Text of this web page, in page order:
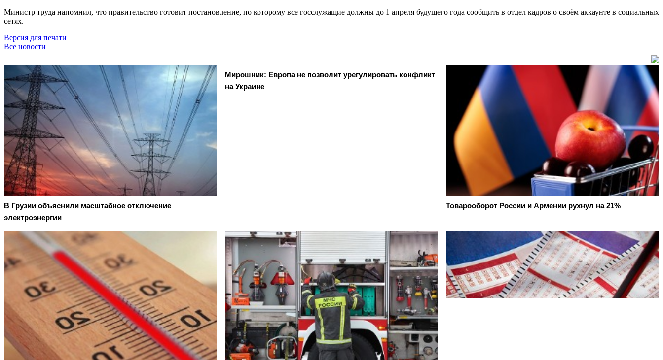
Министр труда напомнил, что правительство готовит постановление, по которому все госслужащие должны до 1 апреля будущего года сообщить в отдел кадров о своём аккаунте в социальных
сетях.
Версия для печати
Все новости
В Грузии объяснили масштабное отключение
электроэнергии
Мирошник: Европа не позволит урегулировать конфликт
на Украине
Товарооборот России и Армении рухнул на 21%